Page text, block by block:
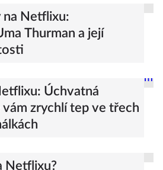
na Netflixu:
Thurman a její
Úchvatná
vám zrychlí tep ve třech
Netflixu?